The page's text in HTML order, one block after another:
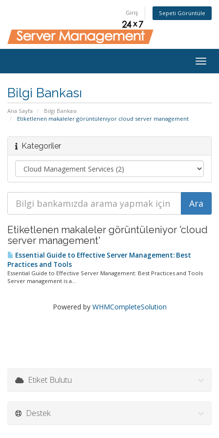
Giriş Sepeti Görüntüle
Bilgi Bankası
Ana Sayfa
Bilgi Bankası
Etiketlenen makaleler görüntüleniyor cloud server management
Kategoriler
Etiketlenen makaleler görüntüleniyor 'cloud
server management'
Essential Guide to Effective Server Management: Best
Practices and Tools
Essential Guide to Effective Server Management: Best Practices and Tools
Server management is a...
Powered by WHMCompleteSolution
Etiket Bulutu
Destek